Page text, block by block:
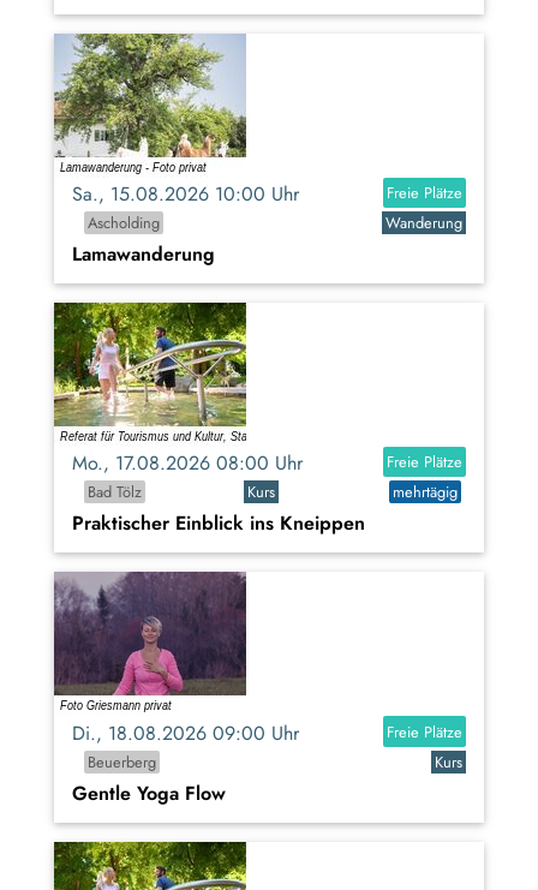
Sa., 15.08.2026 10:00 Uhr
Freie Plätze
Ascholding
Wanderung
Lamawanderung
Mo., 17.08.2026 08:00 Uhr
Freie Plätze
Bad Tölz
Kurs mehrtägig
Praktischer Einblick ins Kneippen
Di., 18.08.2026 09:00 Uhr
Freie Plätze
Beuerberg
Kurs
Gentle Yoga Flow